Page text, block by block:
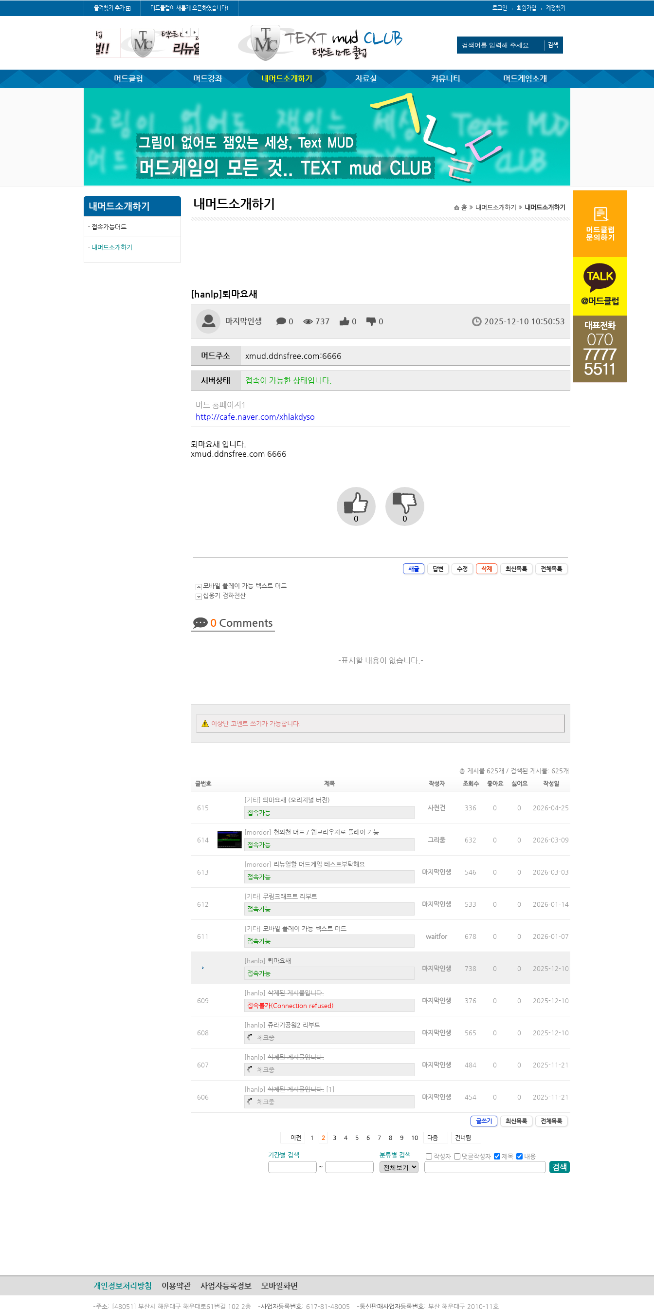
즐겨찾기 추가 머드클럽이 새롭게 오픈하였습니다! 로그인 회원가입 계정찾기
머드클럽 머드강좌 내머드소개하기 자료실 커뮤니티 머드게임소개
내머드소개하기
접속가능머드
내머드소개하기
내머드소개하기 홈 내머드소개하기 내머드소개하기
[hanlp]퇴마요새
마지막인생 0 737 0 0 2025-12-10 10:50:53
머드주소 xmud.ddnsfree.com:6666
서버상태 접속이 가능한 상태입니다.
머드 홈페이지1
http://cafe.naver.com/xhlakdyso
퇴마요새 입니다.
xmud.ddnsfree.com 6666
0 0
새글 답변 수정 삭제 최신목록 전체목록
모바일 플레이 가능 텍스트 머드
십웅기 검하천산
0 Comments
-표시할 내용이 없습니다.-
이상만 코멘트 쓰기가 가능합니다.
총 게시물 625개 / 검색된 게시물: 625개
글번호 제목 작성자 조회수 좋아요 싫어요 작성일
615
[기타] 퇴마요새 (오리지널 버전)
접속가능
사천건 336 0 0 2026-04-25
614
[mordor] 천외천 머드 / 웹브라우저로 플레이 가능
접속가능
그리움 632 0 0 2026-03-09
613
[mordor] 리뉴얼할 머드게임 테스트부탁해요
접속가능
마지막인생 546 0 0 2026-03-03
612
[기타] 무림크래프트 리부트
접속가능
마지막인생 533 0 0 2026-01-14
611
[기타] 모바일 플레이 가능 텍스트 머드
접속가능
waitfor 678 0 0 2026-01-07
[hanlp] 퇴마요새
접속가능
마지막인생 738 0 0 2025-12-10
609
[hanlp] 삭제된 게시물입니다.
접속불가(Connection refused)
마지막인생 376 0 0 2025-12-10
608
[hanlp] 쥬라기공원2 리부트
체크중
마지막인생 565 0 0 2025-12-10
607
[hanlp] 삭제된 게시물입니다.
체크중
마지막인생 484 0 0 2025-11-21
606
[hanlp] 삭제된 게시물입니다. [1]
체크중
마지막인생 454 0 0 2025-11-21
글쓰기 최신목록 전체목록
이전 1 2 3 4 5 6 7 8 9 10 다음 건너뜀
기간별 검색
~
분류별 검색 작성자 댓글작성자 제목 내용
검색
개인정보처리방침 이용약관 사업자등록정보 모바일화면
주소 [48051] 부산시 해운대구 해운대로61번길 102 2층 사업자등록번호 617-81-48005 통신판매사업자등록번호 부산 해운대구 2010-11호